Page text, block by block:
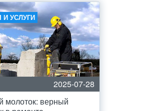
УСЛУГИ
2025-07-28
молоток: верный